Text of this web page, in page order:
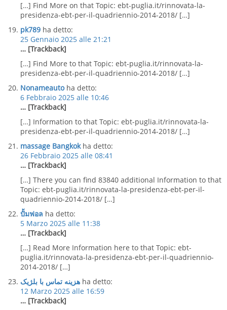
[…] Find More on that Topic: ebt-puglia.it/rinnovata-la-
presidenza-ebt-per-il-quadriennio-2014-2018/ […]
pk789 ha detto:
25 Gennaio 2025 alle 21:21
… [Trackback]
[…] Find More to that Topic: ebt-puglia.it/rinnovata-la-
presidenza-ebt-per-il-quadriennio-2014-2018/ […]
Nonameauto ha detto:
6 Febbraio 2025 alle 10:46
… [Trackback]
[…] Information to that Topic: ebt-puglia.it/rinnovata-la-
presidenza-ebt-per-il-quadriennio-2014-2018/ […]
massage Bangkok ha detto:
26 Febbraio 2025 alle 08:41
… [Trackback]
[…] There you can find 83840 additional Information to that
Topic: ebt-puglia.it/rinnovata-la-presidenza-ebt-per-il-
quadriennio-2014-2018/ […]
ปั้มฟอล ha detto:
5 Marzo 2025 alle 11:38
… [Trackback]
[…] Read More Information here to that Topic: ebt-
puglia.it/rinnovata-la-presidenza-ebt-per-il-quadriennio-
2014-2018/ […]
هزینه تماس با بلژیک ha detto:
12 Marzo 2025 alle 16:59
… [Trackback]